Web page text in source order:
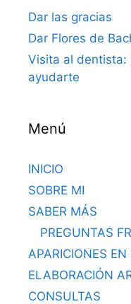
Dar las gracias
Dar Flores de
Visita al dentista:
ayudarte
Menú
INICIO
SOBRE MI
SABER MÁS
PREGUNTAS
APARICIONES EN
ELABORACIÓN
CONSULTAS